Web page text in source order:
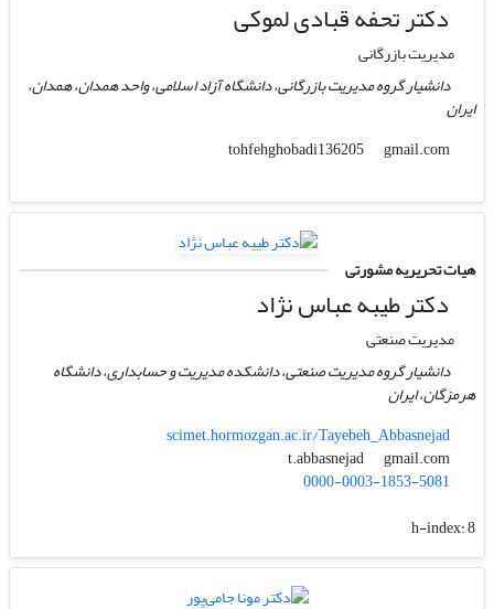
دکتر تحفه قبادی لموکی
مدیریت بازرگانی
دانشیار گروه مدیریت بازرگانی، دانشگاه آزاد اسلامی، واحد همدان، همدان،
ایران
tohfehghobadi136205
gmail.com
هیات تحریریه مشورتی
دکتر طیبه عباس نژاد
مدیریت صنعتی
دانشیار گروه مدیریت صنعتی، دانشکده مدیریت و حسابداری، دانشگاه
هرمزگان، ایران
scimet.hormozgan.ac.ir/Tayebeh_Abbasnejad
t.abbasnejad
gmail.com
0000-0003-1853-5081
h-index:8